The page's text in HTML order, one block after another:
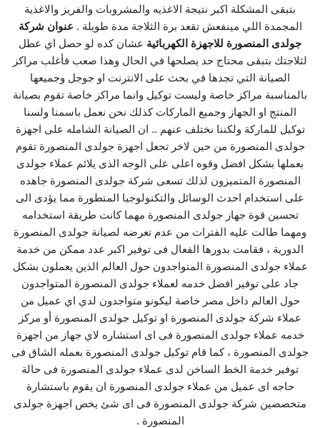
بتبقى المشكلة اكبر نتيجة الاغذيه والمشروبات والفريز والاغذية
المجمدة اللي مينفعش تقعد برة الثلاجة مدة طويلة . عنوان شركة
جولدى المنصورة للاجهزة الكهربائية عشان كده لو حصل اي عطل
لثلاجتك بتبقى محتاج حد يصلحها في الحال وهذا صعب فأغلب مراكز
الصيانة التي تجدها في بحث على الانترنت او جوجل وجميعها
بالمناسبة مراكز خاصة وليست توكيل وانما مراكز خاصة تقوم بصيانة
المنتج او الجهاز وجميع الماركات كذلك نحن نعمل باسمنا ولسنا
توكيل للماركة ولكننا نختلف عنهم .. ان الصيانة الشامله على اجهزة
جولدى المنصورة من حين لاخر تجعل اجهزة جولدى المنصورة تقوم
بعملها بشكل افضل وقوه اعلى على الوجه الذى يلائم عملاء جولدى
المنصورة المتميزون لذلك تسعى شركة جولدى المنصورة جاهده
على استخدام احدث الوسائل والتكنولوجيا المتطورة مما يؤدى الى
تحسين قوة جهاز جولدى المنصورة مهما كانت طريقة استخدامه
ومهما طالت عليه الفترات من عدم تعرضه لصيانة جولدى المنصورة
الدورية ، فقامت بدورها الفعال فى توفير اكبر عدد ممكن من خدمة
عملاء جولدى المنصورة المتواجدون حول العالم الذين يعملون بشكل
جاد على توفير افضل خدمه لعملاء جولدى المنصورة المتواجدون
حول العالم داخل مصر خاصة ليكونو متواجدون لدي اي عميل من
عملاء شركة جولدى المنصورة او توكيل جولدى المنصورة أو مركز
خدمه عملاء جولدى المنصورة فى اى استشاره لاي جهاز من اجهزة
جولدى المنصورة ، كما قام توكيل جولدى المنصورة بعمله الشاق فى
توفير خدمة الخط الساخن لدى عملاء جولدى المنصورة فى حالة
حاجه اى عميل من عملاء جولدى المنصورة ان يقوم باستشارة
متخصصين شركة جولدى المنصورة فى اى شئ يخص اجهزة جولدى
المنصورة .